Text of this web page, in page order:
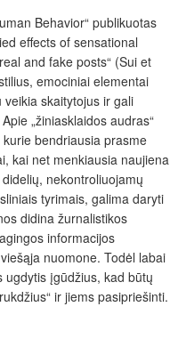
Behavior“ publikuotas
effects of sensational
and fake posts“ (Sui et
emociniai elementai
skaitytojus ir gali
„žiniasklaidos audras“
bendriausia prasme
kai net menkiausia naujiena
nekontroliuojamų
tyrimais, galima daryti
didina žurnalistikos
informacijos
nuomone. Todėl labai
įgūdžius, kad būtų
ir jiems pasipriešinti.